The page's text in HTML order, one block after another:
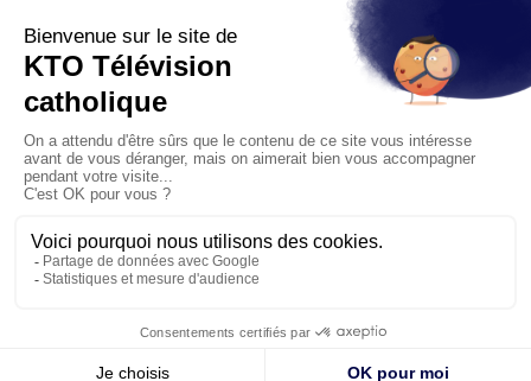
Article
La visite pastorale du pape Léon
XIV à Assise à suivre sur KTO le
Article
© KTO 2026 —Contact—Mentions légales